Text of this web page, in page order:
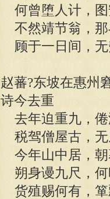
何曾堕人计，图
不然靖节翁，那
顾于一日间，无
赵蕃?东坡在惠州
诗今去重
去年迫重九，倦
税驾僧屋古，无
今年山中居，朝
朔身谩九尺，何
货殖赐何有，箪